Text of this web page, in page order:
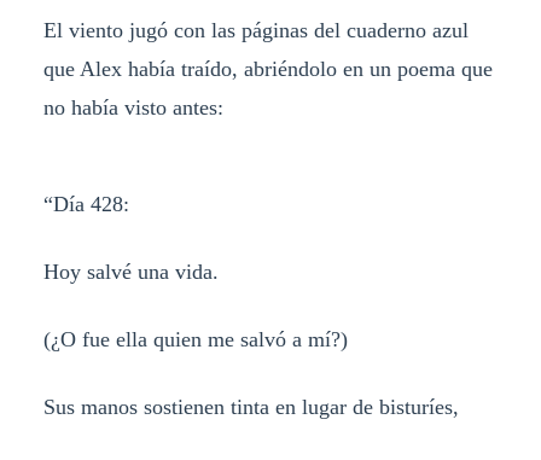
El viento jugó con las páginas del cuaderno azul
que Alex había traído, abriéndolo en un poema que
no había visto antes:
“Día 428:
Hoy salvé una vida.
(¿O fue ella quien me salvó a mí?)
Sus manos sostienen tinta en lugar de bisturíes,